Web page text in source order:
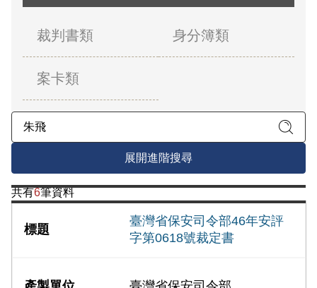
關於我們
意見信箱
裁判書類 身分簿類
案卡類
展開進階搜尋
共有6筆資料
臺灣省保安司令部46年安評
字第0618號裁定書